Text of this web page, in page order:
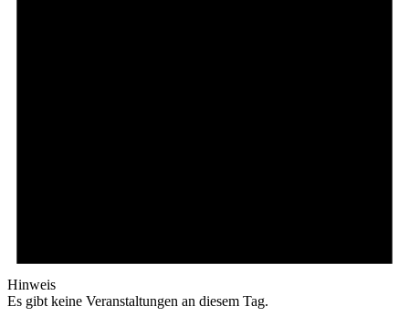
Hinweis
Es gibt keine Veranstaltungen an diesem Tag.